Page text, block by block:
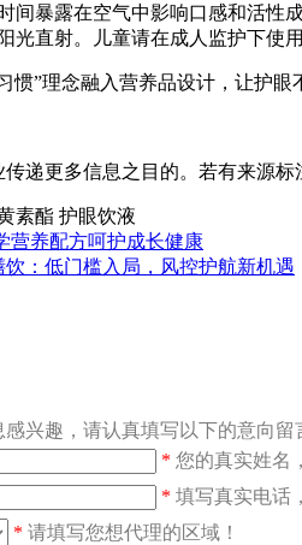
间暴露在空气中影响口感和活性成
光直射。儿童请在成人监护下使用
惯”理念融入营养品设计，让护
传递更多信息之目的。若有来源
素酯 护眼饮液
营养配方呵护成长健康
：低门槛入局，风控护航新机遇
兴趣，请认真填写以下的意向留
* 您的真实姓名
* 填写真实电话
* 请填写您想代理的区域！